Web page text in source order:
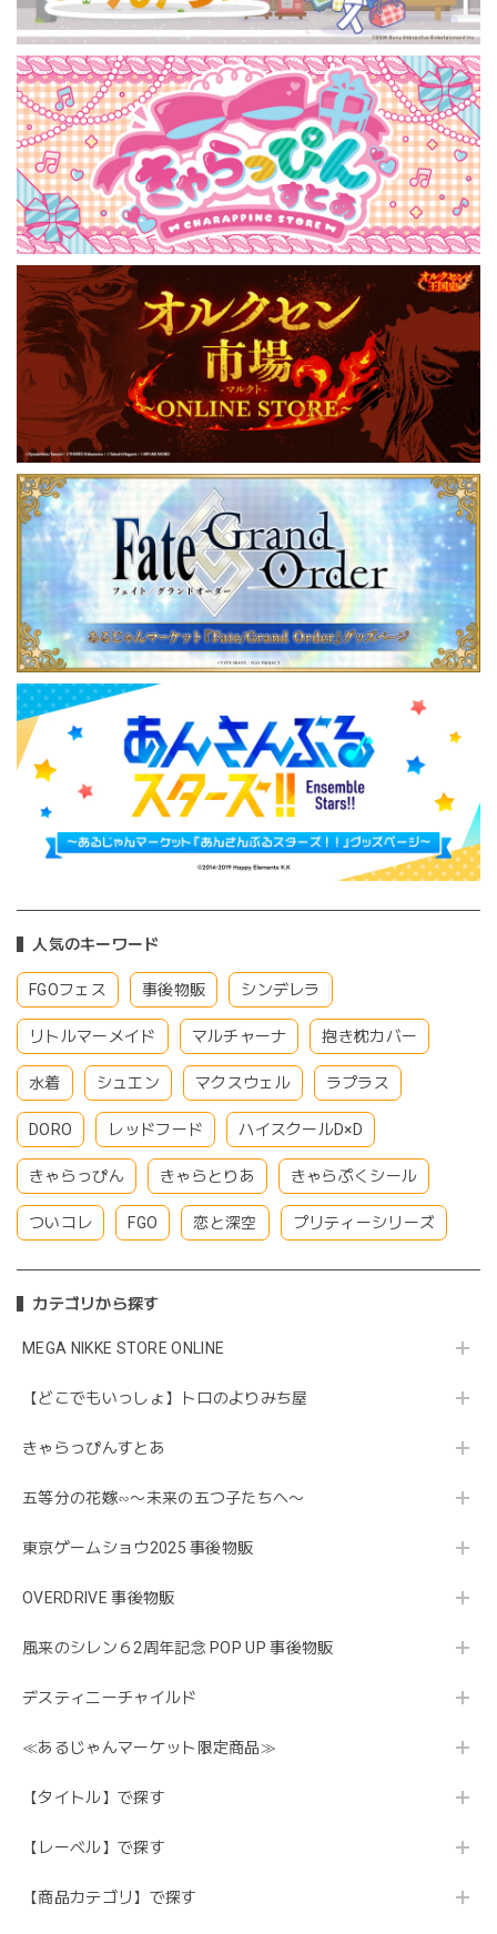
人気のキーワード
FGOフェス 事後物販 シンデレラ
リトルマーメイド マルチャーナ 抱き枕カバー
水着 シュエン マクスウェル ラプラス
DORO レッドフード ハイスクールD×D
きゃらっぴん きゃらとりあ きゃらぷくシール
ついコレ FGO 恋と深空 プリティーシリーズ
カテゴリから探す
MEGA NIKKE STORE ONLINE
【どこでもいっしょ】トロのよりみち屋
きゃらっぴんすとあ
五等分の花嫁∽〜未来の五つ子たちへ〜
東京ゲームショウ2025 事後物販
OVERDRIVE 事後物販
風来のシレン６2周年記念 POP UP 事後物販
デスティニーチャイルド
≪あるじゃんマーケット限定商品≫
【タイトル】で探す
【レーベル】で探す
【商品カテゴリ】で探す